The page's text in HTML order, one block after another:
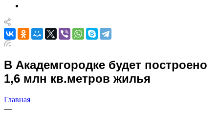
В Академгородке будет построено
1,6 млн кв.метров жилья
Главная
—